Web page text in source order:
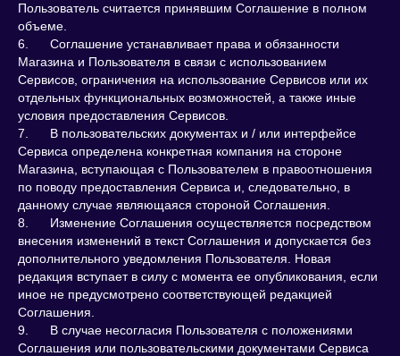
Пользователь считается принявшим Соглашение в полном
объеме.
6. Соглашение устанавливает права и обязанности
Магазина и Пользователя в связи с использованием
Сервисов, ограничения на использование Сервисов или их
отдельных функциональных возможностей, а также иные
условия предоставления Сервисов.
7. В пользовательских документах и / или интерфейсе
Сервиса определена конкретная компания на стороне
Магазина, вступающая с Пользователем в правоотношения
по поводу предоставления Сервиса и, следовательно, в
данному случае являющаяся стороной Соглашения.
8. Изменение Соглашения осуществляется посредством
внесения изменений в текст Соглашения и допускается без
дополнительного уведомления Пользователя. Новая
редакция вступает в силу с момента ее опубликования, если
иное не предусмотрено соответствующей редакцией
Соглашения.
9. В случае несогласия Пользователя с положениями
Соглашения или пользовательскими документами Сервиса